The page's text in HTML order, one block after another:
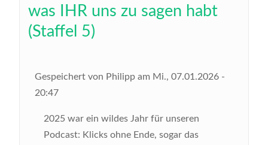
was IHR uns zu sagen habt
(Staffel 5)
Gespeichert von Philipp am Mi., 07.01.2026 -
20:47
2025 war ein wildes Jahr für unseren
Podcast: Klicks ohne Ende, sogar das